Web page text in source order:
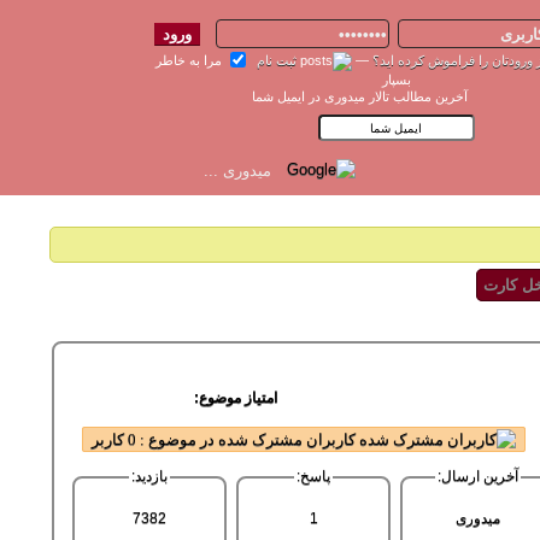
ورودتان را فراموش کرده اید؟ — ثبت نام
مرا به خاطر
بسپار
آخرین مطالب تالار میدوری در ایمیل شما
کارت
امتیاز موضوع:
کاربران مشترک شده در موضوع : 0 کاربر
آخرین ارسال:
میدوری
پاسخ:
1
بازدید:
7382